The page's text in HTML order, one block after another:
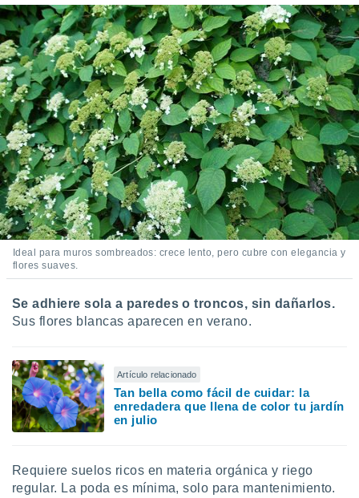
Ideal para muros sombreados: crece lento, pero cubre con elegancia y
flores suaves.
Se adhiere sola a paredes o troncos, sin dañarlos.
Sus flores blancas aparecen en verano.
Artículo relacionado
Tan bella como fácil de cuidar: la
enredadera que llena de color tu jardín
en julio
Requiere suelos ricos en materia orgánica y riego
regular. La poda es mínima, solo para mantenimiento.